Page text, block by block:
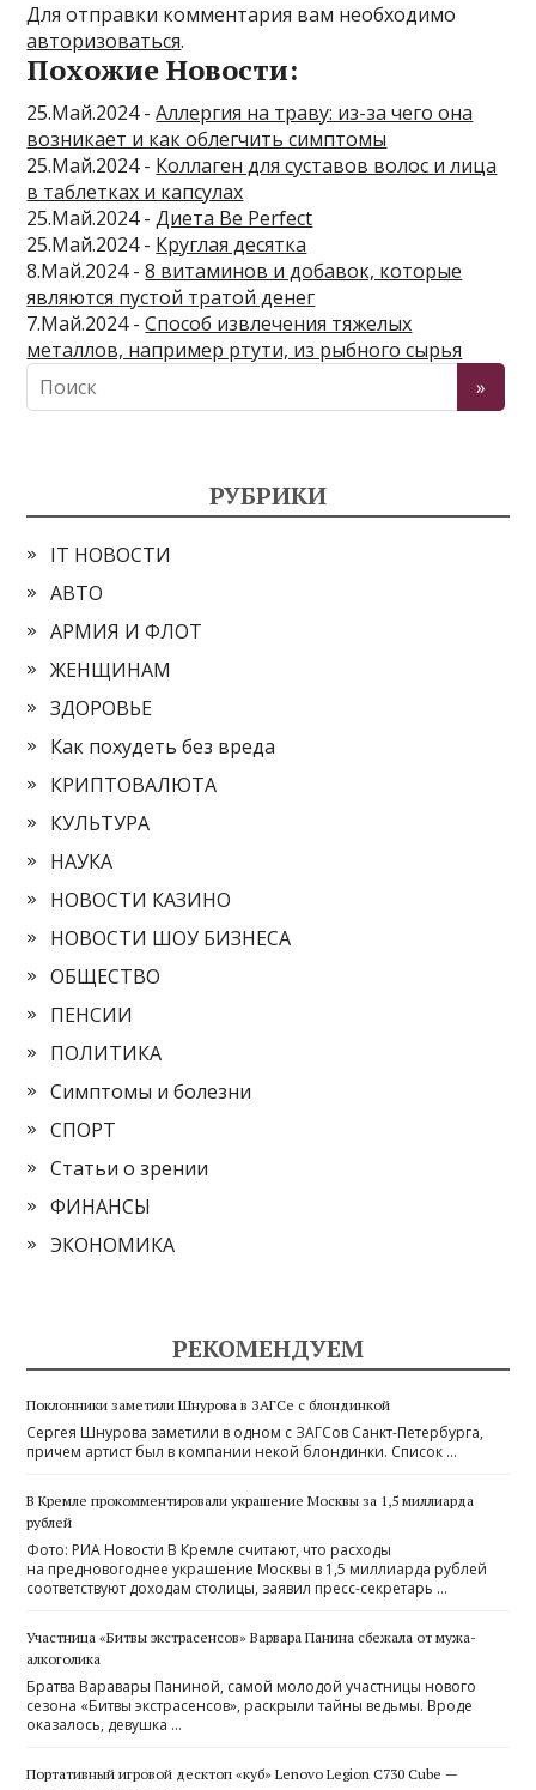
Для отправки комментария вам необходимо
авторизоваться.
Похожие Новости:
25.Май.2024 -Аллергия на траву: из-за чего она
возникает и как облегчить симптомы
25.Май.2024 - Коллаген для суставов волос и лица
в таблетках и капсулах
25.Май.2024 -Диета Be Perfect
25.Май.2024 - Круглая десятка
8.Май.2024 -8 витаминов и добавок, которые
являются пустой тратой денег
7.Май.2024 -Способ извлечения тяжелых
металлов, например ртути, из рыбного сырья
РУБРИКИ
IT НОВОСТИ
АВТО
АРМИЯ И ФЛОТ
ЖЕНЩИНАМ
ЗДОРОВЬЕ
Как похудеть без вреда
КРИПТОВАЛЮТА
КУЛЬТУРА
НАУКА
НОВОСТИ КАЗИНО
НОВОСТИ ШОУ БИЗНЕСА
ОБЩЕСТВО
ПЕНСИИ
ПОЛИТИКА
Симптомы и болезни
СПОРТ
Статьи о зрении
ФИНАНСЫ
ЭКОНОМИКА
РЕКОМЕНДУЕМ
Поклонники заметили Шнурова в ЗАГСе с блондинкой
Сергея Шнурова заметили в одном с ЗАГСов Санкт-Петербурга,
причем артист был в компании некой блондинки. Список …
В Кремле прокомментировали украшение Москвы за 1,5 миллиарда
рублей
Фото: РИА Новости В Кремле считают, что расходы
на предновогоднее украшение Москвы в 1,5 миллиарда рублей
соответствуют доходам столицы, заявил пресс-секретарь …
Участница «Битвы экстрасенсов» Варвара Панина сбежала от мужа-
алкоголика
Братва Варавары Паниной, самой молодой участницы нового
сезона «Битвы экстрасенсов», раскрыли тайны ведьмы. Вроде
оказалось, девушка …
Портативный игровой десктоп «куб» Lenovo Legion C730 Cube —